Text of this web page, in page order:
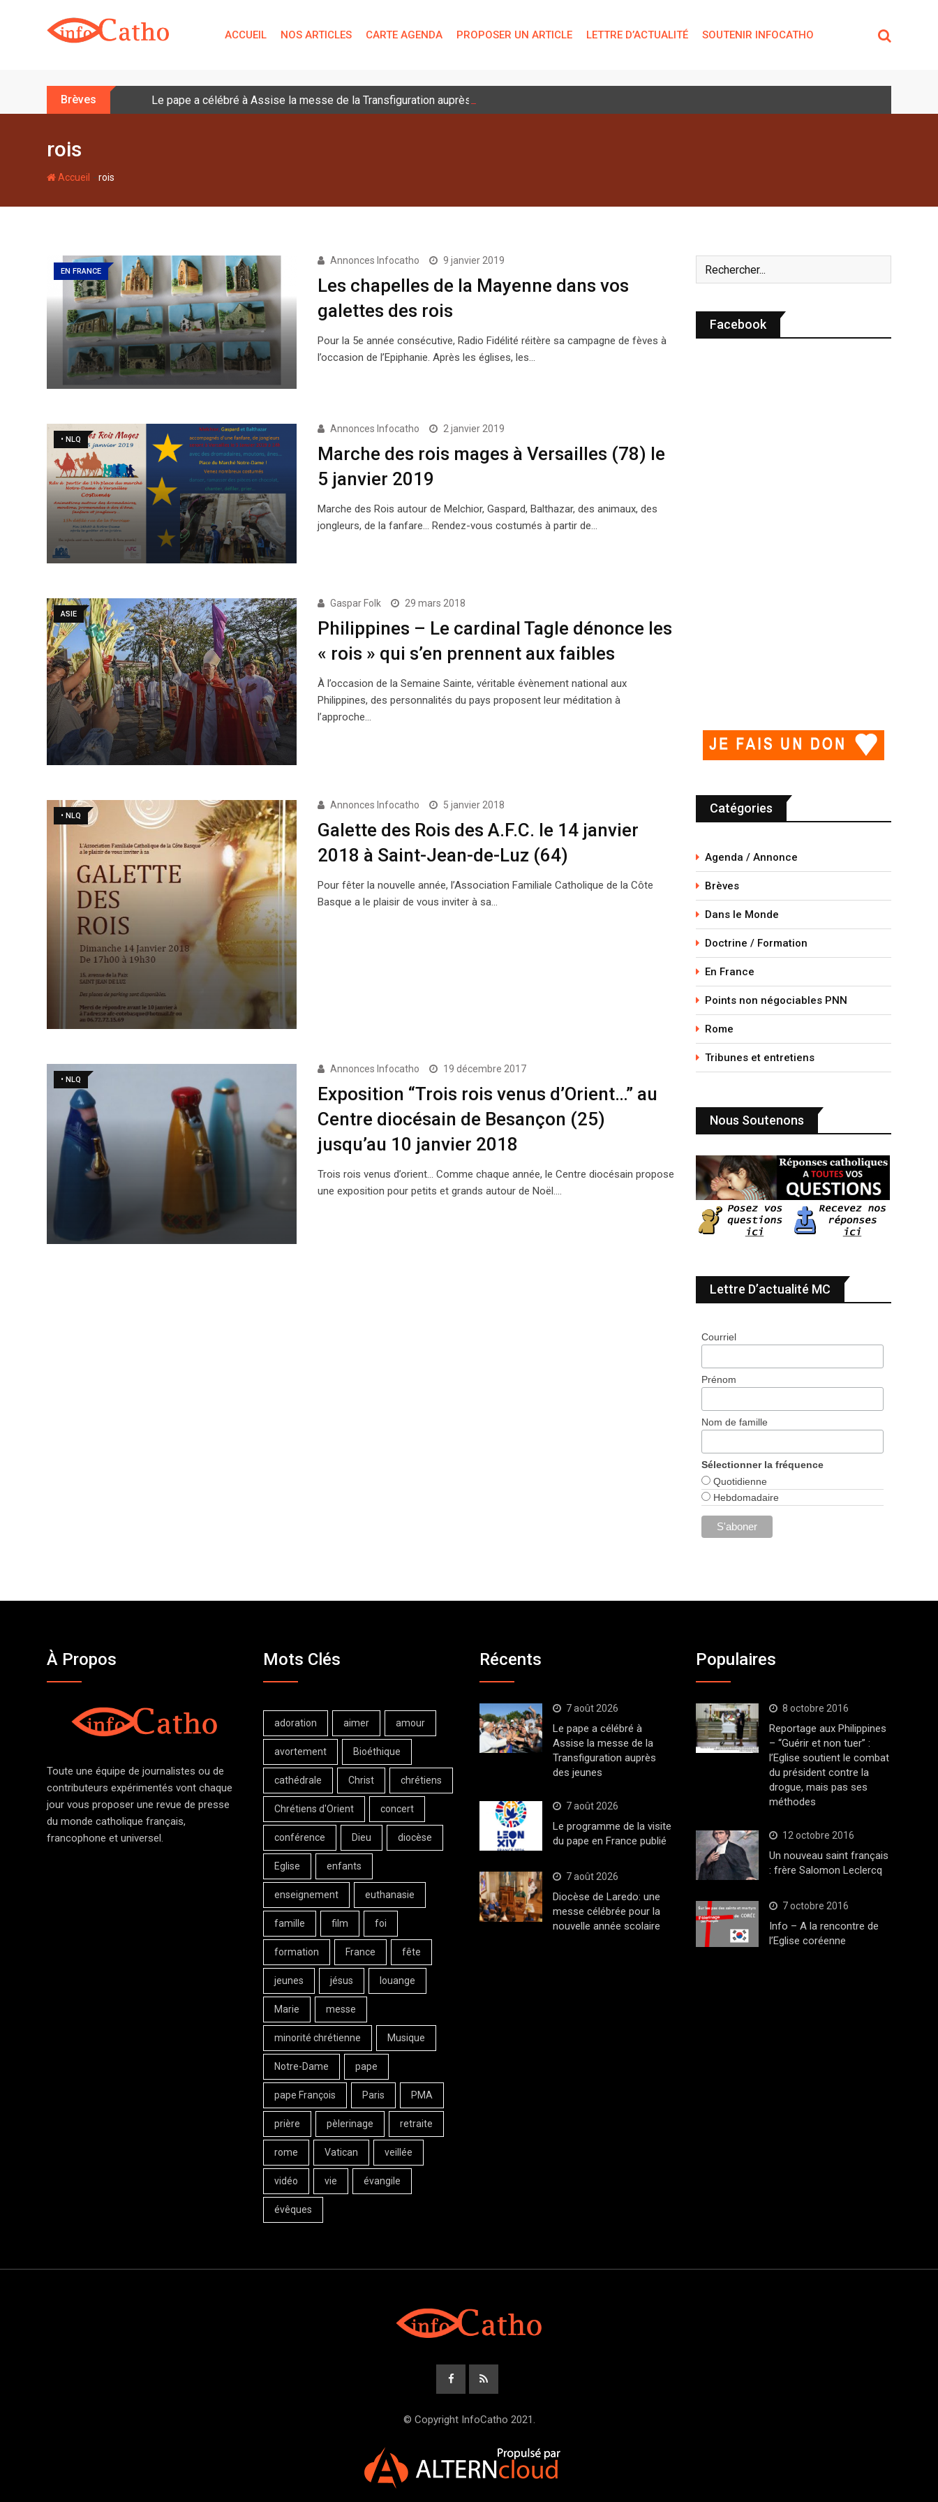
t
ACCUEIL NOS ARTICLES CARTE AGENDA PROPOSER UN ARTICLE LETTRE D’ACTUALITÉ SOUTENIR INFOCATHO
Brèves Le pape a célébré à Assise la messe de la Transfiguration auprès des jeunes
rois
Accueil -rois
EN FRANCE
Annonces Infocatho 9 janvier 2019
Les chapelles de la Mayenne dans vos
galettes des rois
Pour la 5e année consécutive, Radio Fidélité réitère sa campagne de fèves à
l’occasion de l’Epiphanie. Après les églises, les…
• NLQ
Annonces Infocatho 2 janvier 2019
Marche des rois mages à Versailles (78) le
5 janvier 2019
Marche des Rois autour de Melchior, Gaspard, Balthazar, des animaux, des
jongleurs, de la fanfare… Rendez-vous costumés à partir de…
ASIE
Gaspar Folk 29 mars 2018
Philippines – Le cardinal Tagle dénonce les
« rois » qui s’en prennent aux faibles
À l’occasion de la Semaine Sainte, véritable évènement national aux
Philippines, des personnalités du pays proposent leur méditation à
l’approche…
• NLQ
Annonces Infocatho 5 janvier 2018
Galette des Rois des A.F.C. le 14 janvier
2018 à Saint-Jean-de-Luz (64)
Pour fêter la nouvelle année, l’Association Familiale Catholique de la Côte
Basque a le plaisir de vous inviter à sa…
• NLQ
Annonces Infocatho 19 décembre 2017
Exposition “Trois rois venus d’Orient…” au
Centre diocésain de Besançon (25)
jusqu’au 10 janvier 2018
Trois rois venus d’orient… Comme chaque année, le Centre diocésain propose
une exposition pour petits et grands autour de Noël.…
Facebook
Catégories
Agenda / Annonce
Brèves
Dans le Monde
Doctrine / Formation
En France
Points non négociables PNN
Rome
Tribunes et entretiens
Nous Soutenons
Lettre D’actualité MC
Courriel
Prénom
Nom de famille
Sélectionner la fréquence
Quotidienne
Hebdomadaire
À Propos
Toute une équipe de journalistes ou de
contributeurs expérimentés vont chaque
jour vous proposer une revue de presse
du monde catholique français,
francophone et universel.
Mots Clés
adoration aimer amour
avortement Bioéthique
cathédrale Christ chrétiens
Chrétiens d'Orient concert
conférence Dieu diocèse
Eglise enfants
enseignement euthanasie
famille film foi
formation France fête
jeunes jésus louange
Marie messe
minorité chrétienne Musique
Notre-Dame pape
pape François Paris PMA
prière pèlerinage retraite
rome Vatican veillée
vidéo vie évangile
évêques
Récents
7 août 2026
Le pape a célébré à
Assise la messe de la
Transfiguration auprès
des jeunes
7 août 2026
Le programme de la visite
du pape en France publié
7 août 2026
Diocèse de Laredo: une
messe célébrée pour la
nouvelle année scolaire
Populaires
8 octobre 2016
Reportage aux Philippines
– “Guérir et non tuer” :
l’Eglise soutient le combat
du président contre la
drogue, mais pas ses
méthodes
12 octobre 2016
Un nouveau saint français
: frère Salomon Leclercq
7 octobre 2016
Info – A la rencontre de
l’Eglise coréenne
© Copyright InfoCatho 2021.